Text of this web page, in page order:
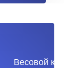
Весовой